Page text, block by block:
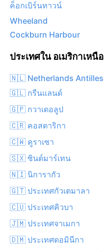
ค็อกเบิร์นทาวน์
Wheeland
Cockburn Harbour
ประเทศใน อเมริกาเหนือ
🇳🇱 Netherlands Antilles
🇬🇱 กรีนแลนด์
🇬🇵 กวาเดอลูป
🇨🇷 คอสตาริกา
🇨🇼 คูราเซา
🇸🇽 ซินต์มาร์เทน
🇳🇮 นิการากัว
🇬🇹 ประเทศกัวเตมาลา
🇨🇺 ประเทศคิวบา
🇯🇲 ประเทศจาเมกา
🇩🇲 ประเทศดอมินีกา